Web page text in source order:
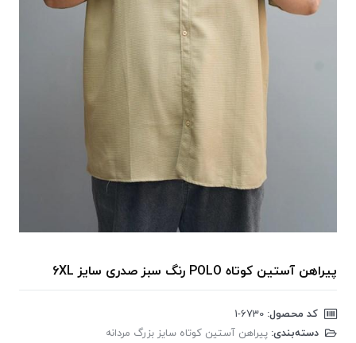
پیراهن آستین کوتاه POLO رنگ سبز صدری سایز 6XL
کد محصول:
دسته‌بندی: پیراهن آستین کوتاه سایز بزرگ مردانه